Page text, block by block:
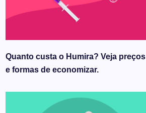
Quanto custa o Humira? Veja preços
e formas de economizar.